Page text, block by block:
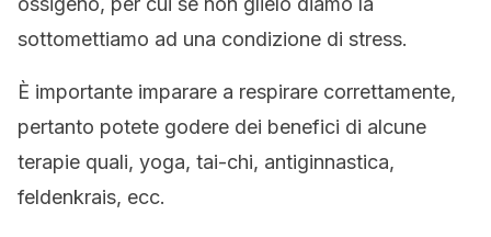
sottomettiamo ad una condizione di stress.
È importante imparare a respirare correttamente,
pertanto potete godere dei benefici di alcune
terapie quali, yoga, tai-chi, antiginnastica,
feldenkrais, ecc.